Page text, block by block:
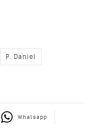
P. Daniel
Whatsapp